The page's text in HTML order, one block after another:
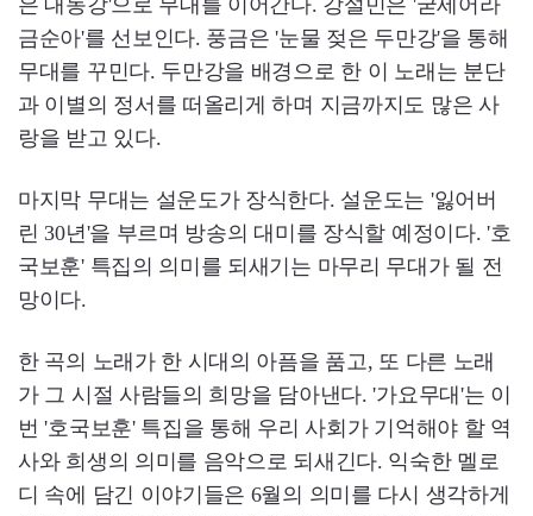
은 대동강'으로 무대를 이어간다. 강설민은 '굳세어라
금순아'를 선보인다. 풍금은 '눈물 젖은 두만강'을 통해
무대를 꾸민다. 두만강을 배경으로 한 이 노래는 분단
과 이별의 정서를 떠올리게 하며 지금까지도 많은 사
랑을 받고 있다.
마지막 무대는 설운도가 장식한다. 설운도는 '잃어버
린 30년'을 부르며 방송의 대미를 장식할 예정이다. '호
국보훈' 특집의 의미를 되새기는 마무리 무대가 될 전
망이다.
한 곡의 노래가 한 시대의 아픔을 품고, 또 다른 노래
가 그 시절 사람들의 희망을 담아낸다. '가요무대'는 이
번 '호국보훈' 특집을 통해 우리 사회가 기억해야 할 역
사와 희생의 의미를 음악으로 되새긴다. 익숙한 멜로
디 속에 담긴 이야기들은 6월의 의미를 다시 생각하게